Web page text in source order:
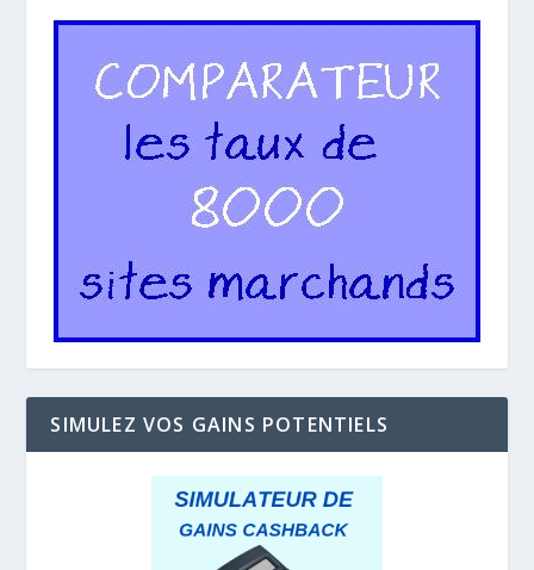
SIMULEZ VOS GAINS POTENTIELS